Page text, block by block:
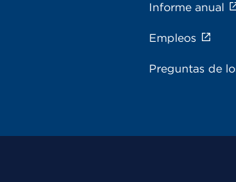
Informe anual
Empleos
Preguntas de